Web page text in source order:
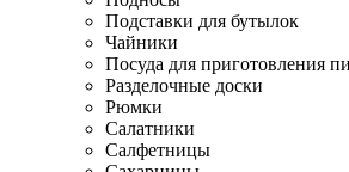
Подставки для бутылок
Чайники
Посуда для приготовления
Разделочные доски
Рюмки
Салатники
Салфетницы